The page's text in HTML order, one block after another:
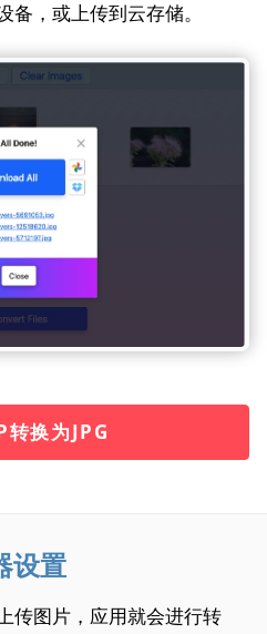
，或上传到云存储。
转换为JPG
设置
传图片，应用就会进行转